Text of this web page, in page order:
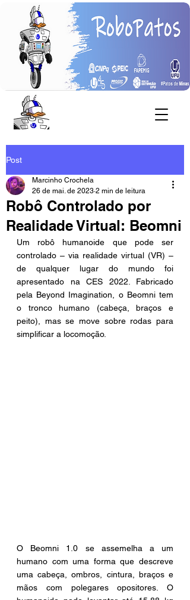
Post
Robô Controlado por
Realidade Virtual: Beomni
Marcinho Crochela
26 de mai. de 2023 2 min de leitura
Um robô humanoide que pode ser
controlado – via realidade virtual (VR) –
de qualquer lugar do mundo foi
apresentado na CES 2022. Fabricado
pela Beyond Imagination, o Beomni tem
o tronco humano (cabeça, braços e
peito), mas se move sobre rodas para
simplificar a locomoção.
O Beomni 1.0 se assemelha a um
humano com uma forma que descreve
uma cabeça, ombros, cintura, braços e
mãos com polegares opositores. O